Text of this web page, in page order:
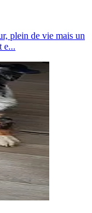
plein de vie mais un
e...